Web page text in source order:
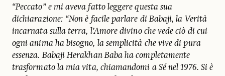
“Peccato” e mi aveva fatto leggere questa sua
dichiarazione: “Non è facile parlare di Babaji, la Verità
incarnata sulla terra, l’Amore divino che vede ciò di cui
ogni anima ha bisogno, la semplicità che vive di pura
essenza. Babaji Herakhan Baba ha completamente
trasformato la mia vita, chiamandomi a Sé nel 1976. Si è